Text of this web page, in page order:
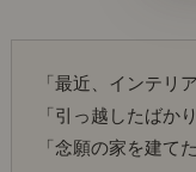
「最近、インテリ
「引っ越したばか
「念願の家を建て